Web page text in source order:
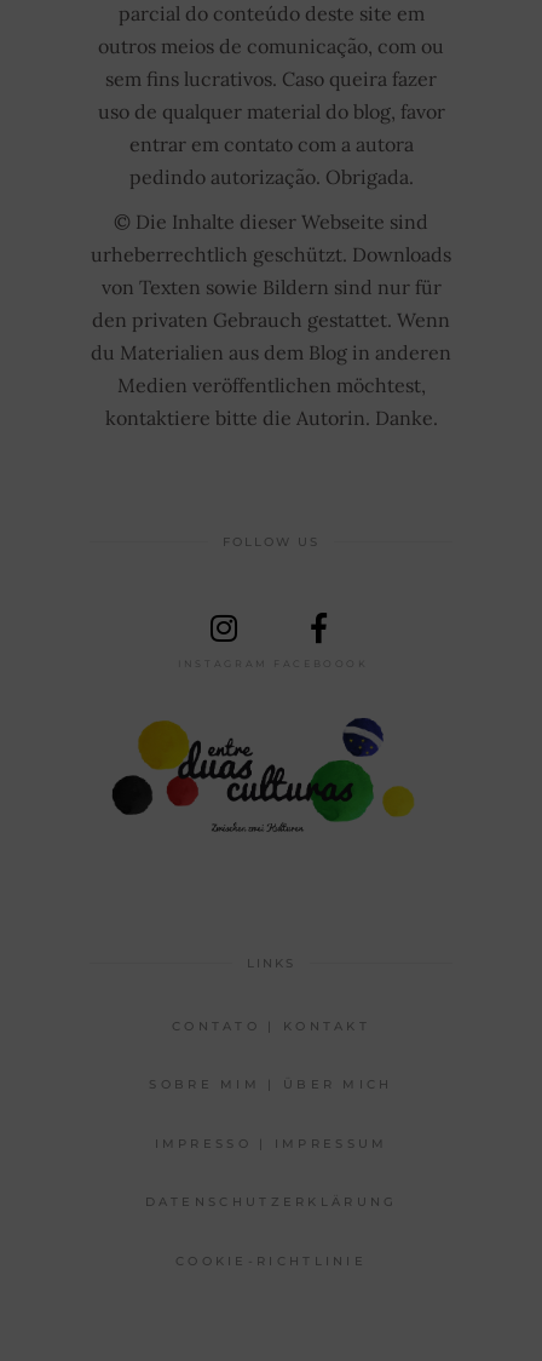
parcial do conteúdo deste site em
outros meios de comunicação, com ou
sem fins lucrativos. Caso queira fazer
uso de qualquer material do blog, favor
entrar em contato com a autora
pedindo autorização. Obrigada.
© Die Inhalte dieser Webseite sind
urheberrechtlich geschützt. Downloads
von Texten sowie Bildern sind nur für
den privaten Gebrauch gestattet. Wenn
du Materialien aus dem Blog in anderen
Medien veröffentlichen möchtest,
kontaktiere bitte die Autorin. Danke.
FOLLOW US
INSTAGRAM FACEBOOOK
LINKS
CONTATO | KONTAKT
SOBRE MIM | ÜBER MICH
IMPRESSO | IMPRESSUM
DATENSCHUTZERKLÄRUNG
COOKIE-RICHTLINIE